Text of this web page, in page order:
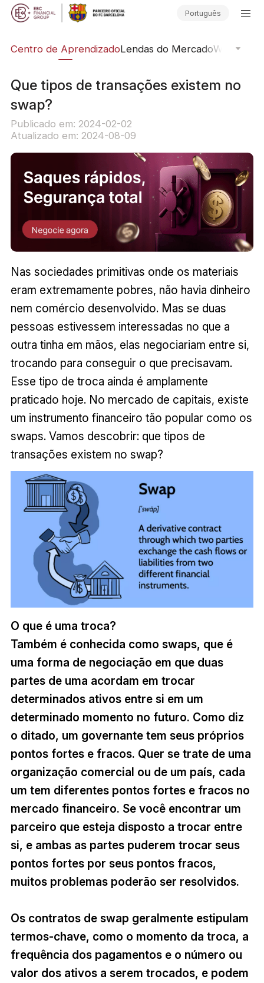
Português
Centro de AprendizadoLendas do MercadoWebinars
Que tipos de transações existem no
swap?
Publicado em: 2024-02-02
Atualizado em: 2024-08-09
Nas sociedades primitivas onde os materiais
eram extremamente pobres, não havia dinheiro
nem comércio desenvolvido. Mas se duas
pessoas estivessem interessadas no que a
outra tinha em mãos, elas negociariam entre si,
trocando para conseguir o que precisavam.
Esse tipo de troca ainda é amplamente
praticado hoje. No mercado de capitais, existe
um instrumento financeiro tão popular como os
swaps. Vamos descobrir: que tipos de
transações existem no swap?
O que é uma troca?
Também é conhecida como swaps, que é
uma forma de negociação em que duas
partes de uma acordam em trocar
determinados ativos entre si em um
determinado momento no futuro. Como diz
o ditado, um governante tem seus próprios
pontos fortes e fracos. Quer se trate de uma
organização comercial ou de um país, cada
um tem diferentes pontos fortes e fracos no
mercado financeiro. Se você encontrar um
parceiro que esteja disposto a trocar entre
si, e ambas as partes puderem trocar seus
pontos fortes por seus pontos fracos,
muitos problemas poderão ser resolvidos.
Os contratos de swap geralmente estipulam
termos-chave, como o momento da troca, a
frequência dos pagamentos e o número ou
valor dos ativos a serem trocados, e podem